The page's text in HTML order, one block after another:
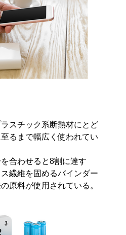
スチック系断熱材にとど
るまで幅広く使われてい
合わせると8割に達す
繊維を固めるバインダー
原料が使用されている。